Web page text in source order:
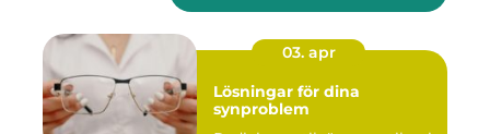
03. apr
Lösningar för dina
synproblem